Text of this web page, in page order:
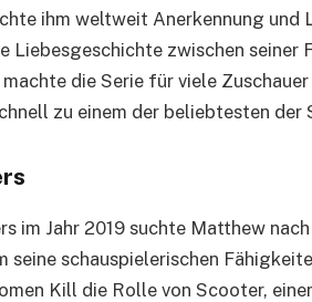
ihm weltweit Anerkennung und
Liebesgeschichte zwischen seiner
die Serie für viele
zu einem der beliebtesten der
im Jahr 2019 suchte Matthew nach
seine schauspielerischen
Kill die Rolle von Scooter,